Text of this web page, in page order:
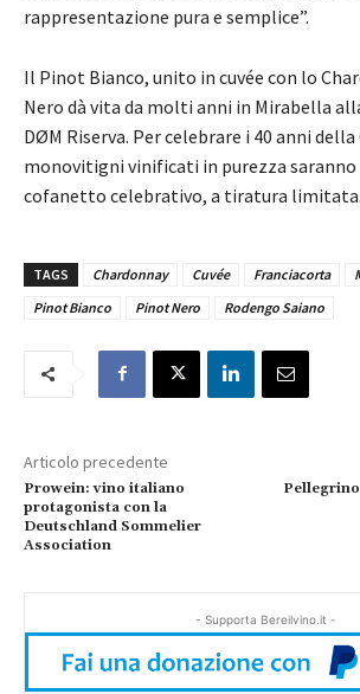
rappresentazione pura e semplice”.
Il Pinot Bianco, unito in cuvée con lo
Nero dà vita da molti anni in Mirabella
DØM Riserva. Per celebrare i 40 anni
monovitigni vinificati in purezza
cofanetto celebrativo, a tiratura limitata.
TAGS Chardonnay Cuvée Franciacorta
Pinot Bianco
Pinot Nero Rodengo Saiano
Articolo precedente
Prowein: vino italiano
protagonista con la
Deutschland Sommelier
Association
- Supporta Bereilvino.it -